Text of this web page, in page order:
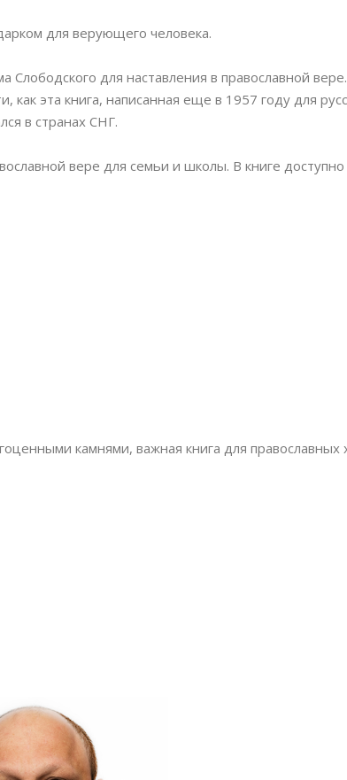
для верующего человека.
для наставления в православной
эта книга, написанная еще в 1957 году для
в странах СНГ.
вере для семьи и школы. В книге
камнями, важная книга для православных